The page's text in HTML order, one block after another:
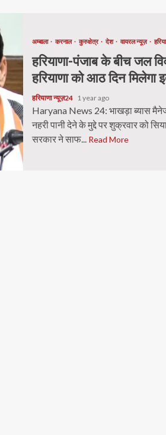
अम्बाला करनाल कुरुक्षेत्र देश वायरल न्यूज़
हरियाणा-पंजाब के बीच जल
हरियाणा को आठ दिन मिलेगा
हरियाणा न्यूज़24 1 year ago
Haryana News 24: भाखड़ा ब्यास
नहरी पानी देने के मुद्दे पर शुक्रवार को
सरकार ने साफ... Read More